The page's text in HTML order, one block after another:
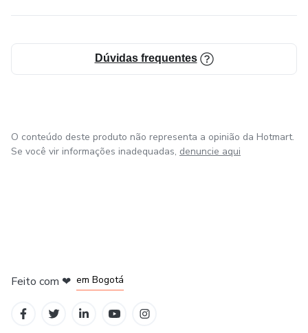
Dúvidas frequentes
O conteúdo deste produto não representa a opinião da Hotmart.
Se você vir informações inadequadas, denuncie aqui
Feito com ❤ em Bogotá